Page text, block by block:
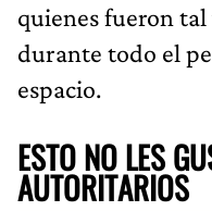
quienes fueron tal
durante todo el
espacio.
ESTO NO LES
AUTORITARIOS